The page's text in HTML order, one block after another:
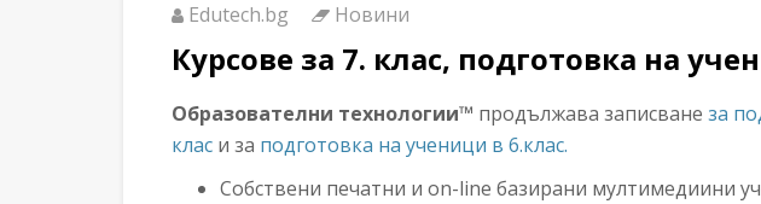
Edutech.bg Новини
Курсове за 7. клас, подготовка на
Образователни технологии™ продължава записване за
клас и за подготовка на ученици в 6.клас.
Собствени печатни и on-line базирани мултимедиини